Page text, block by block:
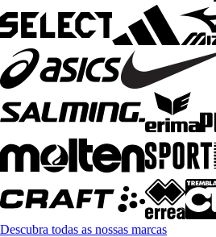
Descubra todas as nossas marcas